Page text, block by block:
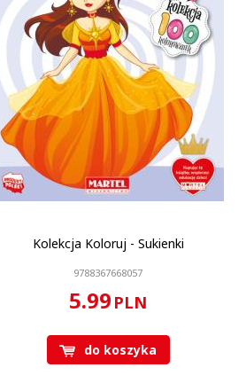
Kolekcja Koloruj - Sukienki
9788367668057
5.99 PLN
do koszyka